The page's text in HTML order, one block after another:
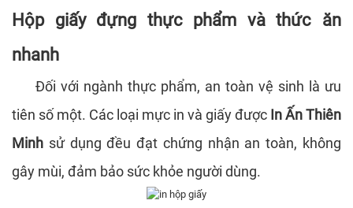
Hộp giấy đựng thực phẩm và thức ăn
nhanh
Đối với ngành thực phẩm, an toàn vệ sinh là ưu
tiên số một. Các loại mực in và giấy được In Ấn Thiên
Minh sử dụng đều đạt chứng nhận an toàn, không
gây mùi, đảm bảo sức khỏe người dùng.